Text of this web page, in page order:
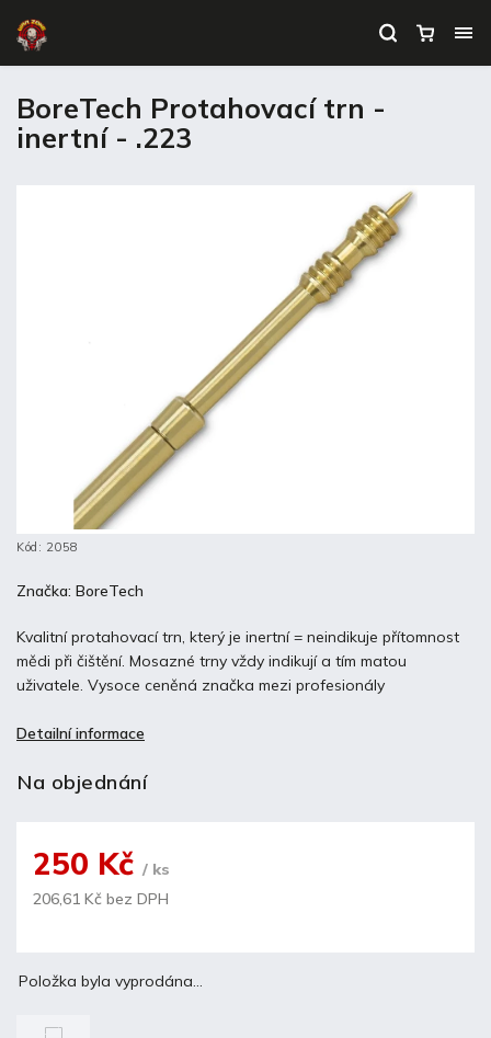
BoreTech Protahovací trn -
inertní - .223
Kód: 2058
Kvalitní protahovací trn, který je inertní = neindikuje přítomnost
mědi při čištění. Mosazné trny vždy indikují a tím matou
uživatele. Vysoce ceněná značka mezi profesionály
Detailní informace
Značka: BoreTech
Na objednání
250 Kč / ks
206,61 Kč bez DPH
Položka byla vyprodána…